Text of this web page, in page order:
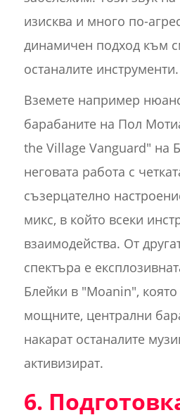
изисква и много по-
динамичен подход към
останалите инструменти.
Вземете например
барабаните на Пол
the Village Vanguard" на
неговата работа с
съзерцателно
микс, в който всеки
взаимодейства. От
спектъра е
Блейки в "Moanin", която
мощните, централни
накарат останалите
активизират.
6.